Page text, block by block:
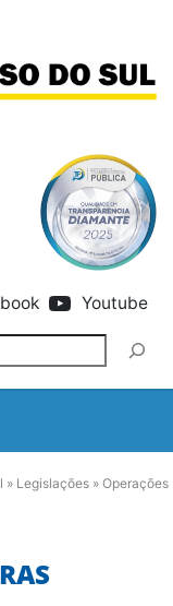
Youtube
» Legislações » Operações